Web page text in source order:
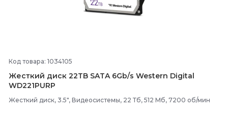
Код товара: 1034105
Жесткий диск 22TB SATA 6Gb/s Western Digital
WD221PURP
Жесткий диск, 3.5", Видеосистемы, 22 Тб, 512 Мб, 7200 об/мин